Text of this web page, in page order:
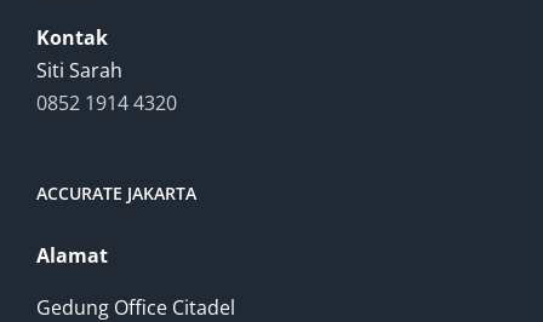
Kontak
Siti Sarah
0852 1914 4320
ACCURATE JAKARTA
Alamat
Gedung Office Citadel